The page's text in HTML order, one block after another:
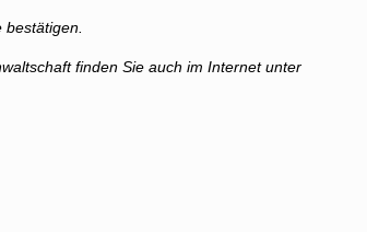
finden Sie auch im Internet unter